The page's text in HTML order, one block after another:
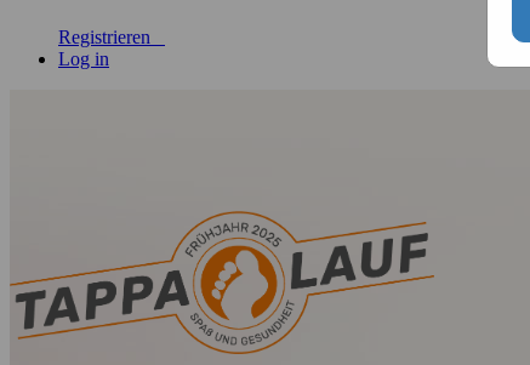
Registrieren
Log in